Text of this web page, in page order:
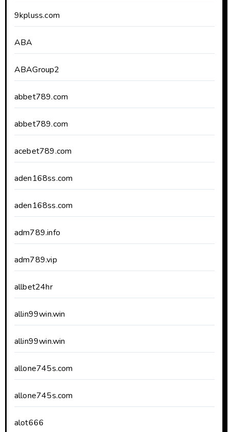
9kpluss.com
ABA
ABAGroup2
abbet789.com
abbet789.com
acebet789.com
aden168ss.com
aden168ss.com
adm789.info
adm789.vip
allbet24hr
allin99win.win
allin99win.win
allone745s.com
allone745s.com
alot666